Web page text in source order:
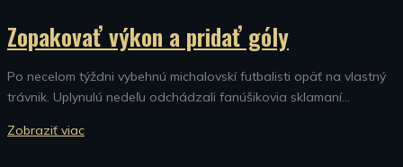
Zopakovať výkon a pridať góly
Po necelom týždni vybehnú michalovskí futbalisti opäť na vlastný
trávnik. Uplynulú nedeľu odchádzali fanúšikovia sklamaní...
Zobraziť viac